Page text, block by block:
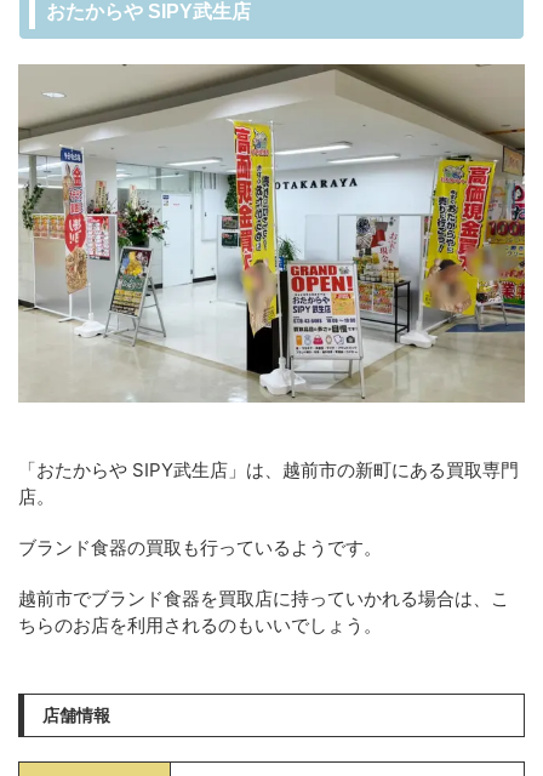
おたからや SIPY武生店
「おたからや SIPY武生店」は、越前市の新町にある買取専門
店。
ブランド食器の買取も行っているようです。
越前市でブランド食器を買取店に持っていかれる場合は、こ
ちらのお店を利用されるのもいいでしょう。
店舗情報